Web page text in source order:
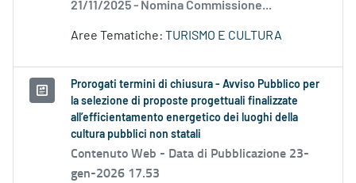
21/11/2025 - Nomina Commissione...
Aree Tematiche: TURISMO E CULTURA
Prorogati termini di chiusura - Avviso Pubblico per
la selezione di proposte progettuali finalizzate
all’efficientamento energetico dei luoghi della
cultura pubblici non statali
Contenuto Web - Data di Pubblicazione 23-
gen-2026 17.53